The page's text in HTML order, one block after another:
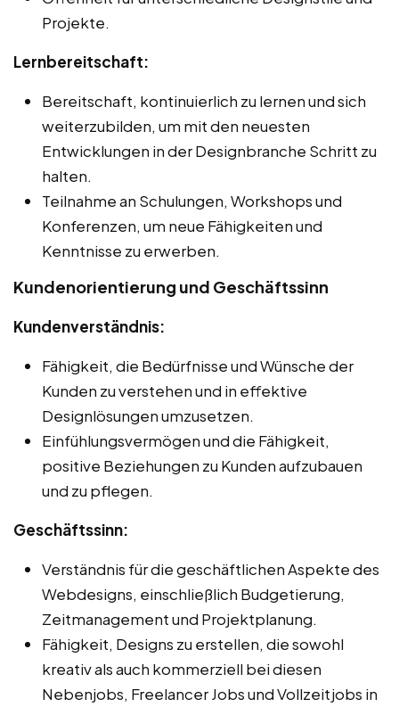
Projekte.
Lernbereitschaft:
Bereitschaft, kontinuierlich zu lernen und sich
weiterzubilden, um mit den neuesten
Entwicklungen in der Designbranche Schritt zu
halten.
Teilnahme an Schulungen, Workshops und
Konferenzen, um neue Fähigkeiten und
Kenntnisse zu erwerben.
Kundenorientierung und Geschäftssinn
Kundenverständnis:
Fähigkeit, die Bedürfnisse und Wünsche der
Kunden zu verstehen und in effektive
Designlösungen umzusetzen.
Einfühlungsvermögen und die Fähigkeit,
positive Beziehungen zu Kunden aufzubauen
und zu pflegen.
Geschäftssinn:
Verständnis für die geschäftlichen Aspekte des
Webdesigns, einschließlich Budgetierung,
Zeitmanagement und Projektplanung.
Fähigkeit, Designs zu erstellen, die sowohl
kreativ als auch kommerziell bei diesen
Nebenjobs, Freelancer Jobs und Vollzeitjobs in